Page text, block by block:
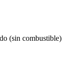
(sin combustible)